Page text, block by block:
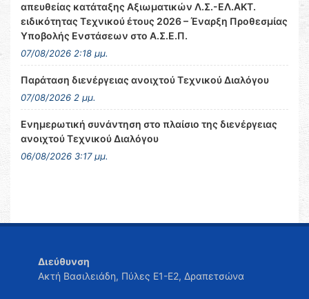
απευθείας κατάταξης Αξιωματικών Λ.Σ.-ΕΛ.ΑΚΤ.
ειδικότητας Τεχνικού έτους 2026 – Έναρξη Προθεσμίας
Υποβολής Ενστάσεων στο Α.Σ.Ε.Π.
07/08/2026 2:18 μμ.
Παράταση διενέργειας ανοιχτού Τεχνικού Διαλόγου
07/08/2026 2 μμ.
Ενημερωτική συνάντηση στο πλαίσιο της διενέργειας
ανοιχτού Τεχνικού Διαλόγου
06/08/2026 3:17 μμ.
Διεύθυνση
Ακτή Βασιλειάδη, Πύλες Ε1-Ε2, Δραπετσώνα